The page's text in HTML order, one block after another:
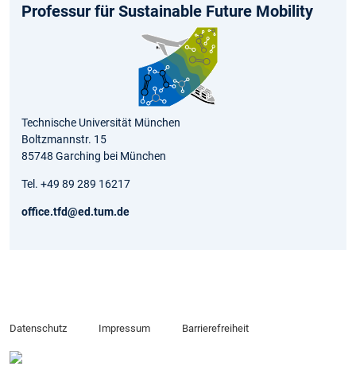
Professur für Sustainable Future Mobility
Technische Universität München
Boltzmannstr. 15
85748 Garching bei München
Tel. +49 89 289 16217
office.tfd@ed.tum.de
Datenschutz Impressum Barrierefreiheit